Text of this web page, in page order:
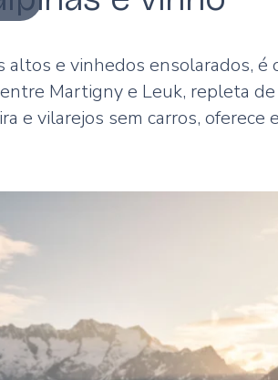
altos e vinhedos ensolarados,
Martigny e Leuk, repleta
e vilarejos sem carros, oferece